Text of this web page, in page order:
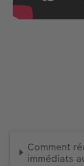
Comment
immédiats